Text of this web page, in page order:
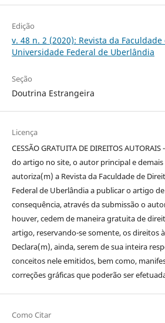
Edição
v. 48 n. 2 (2020): Revista da
Universidade Federal de Uberlândia
Seção
Doutrina Estrangeira
Licença
CESSÃO GRATUITA DE DIREITOS
do artigo no site, o autor principal e
autoriza(m) a Revista da Faculdade de
Federal de Uberlândia a publicar o artigo
consequência, através da submissão o
houver, cedem de maneira gratuita de
artigo, reservando-se somente, os direitos
Declara(m), ainda, serem de sua inteira
conceitos nele emitidos, bem como,
correções gráficas que poderão ser
Como Citar